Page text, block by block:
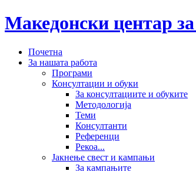
Македонски центар
Почетна
За нашата работа
Програми
Консултации и обуки
За консултациите и обуките
Методологија
Теми
Консултанти
Референци
Рекоа...
Јакнење свест и кампањи
За кампањите